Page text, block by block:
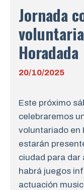
Jornada
Horadada
20/10/2025
Este próximo
celebraremos
voluntariado en
estarán
ciudad para dar
habrá juegos
actuación